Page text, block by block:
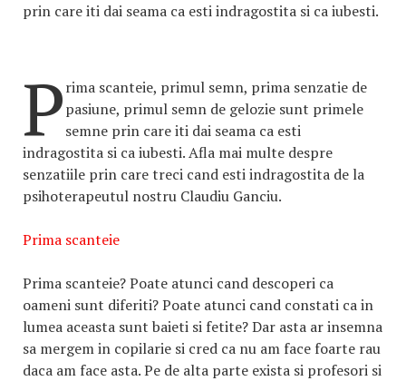
prin care iti dai seama ca esti indragostita si ca iubesti.
Prima scanteie, primul semn, prima senzatie de
pasiune, primul semn de gelozie sunt primele
semne prin care iti dai seama ca esti
indragostita si ca iubesti. Afla mai multe despre
senzatiile prin care treci cand esti indragostita de la
psihoterapeutul nostru Claudiu Ganciu.
Prima scanteie
Prima scanteie? Poate atunci cand descoperi ca
oameni sunt diferiti? Poate atunci cand constati ca in
lumea aceasta sunt baieti si fetite? Dar asta ar insemna
sa mergem in copilarie si cred ca nu am face foarte rau
daca am face asta. Pe de alta parte exista si profesori si